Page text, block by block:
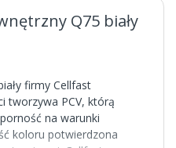
Q75 biały
firmy Cellfast
tworzywa PCV, którą
na warunki
koloru potwierdzona